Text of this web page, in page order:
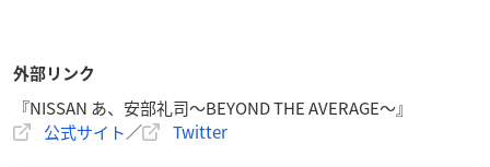
外部リンク
『NISSAN あ、安部礼司～BEYOND THE AVERAGE～』
公式サイト／ Twitter